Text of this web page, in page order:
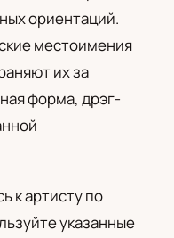
ориентаций.
местоимения
их за
форма, дрэг-
к артисту по
указанные